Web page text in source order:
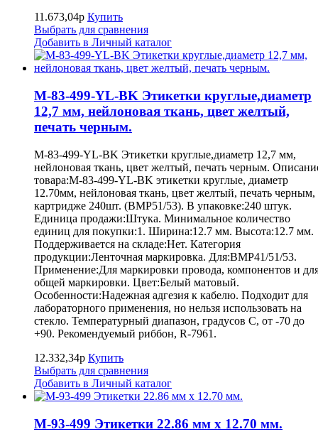
11.673,04р Купить
Выбрать для сравнения
Добавить в Личный каталог
M-83-499-YL-BK Этикетки круглые,диаметр
12,7 мм, нейлоновая ткань, цвет желтый,
печать черным.
M-83-499-YL-BK Этикетки круглые,диаметр 12,7 мм,
нейлоновая ткань, цвет желтый, печать черным.
товара:M-83-499-YL-BK этикетки круглые, диаметр
12.70мм, нейлоновая ткань, цвет желтый, печать черным,
картридже 240шт. (BMP51/53). В упаковке:240 штук.
Единица продажи:Штука. Минимальное количество
единиц для покупки:1. Ширина:12.7 мм. Высота:12.7 мм.
Поддерживается на складе:Нет. Категория
продукции:Ленточная маркировка. Для:BMP41/51/53.
Применение:Для маркировки провода, компонентов и
общей маркировки. Цвет:Белый матовый.
Особенности:Надежная адгезия к кабелю. Подходит для
лабораторного применения, но нельзя использовать на
стекло. Температурный диапазон, градусов С, от -70 до
+90. Рекомендуемый риббон, R-7961.
12.332,34р Купить
Выбрать для сравнения
Добавить в Личный каталог
M-93-499 Этикетки 22.86 мм х 12.70 мм.